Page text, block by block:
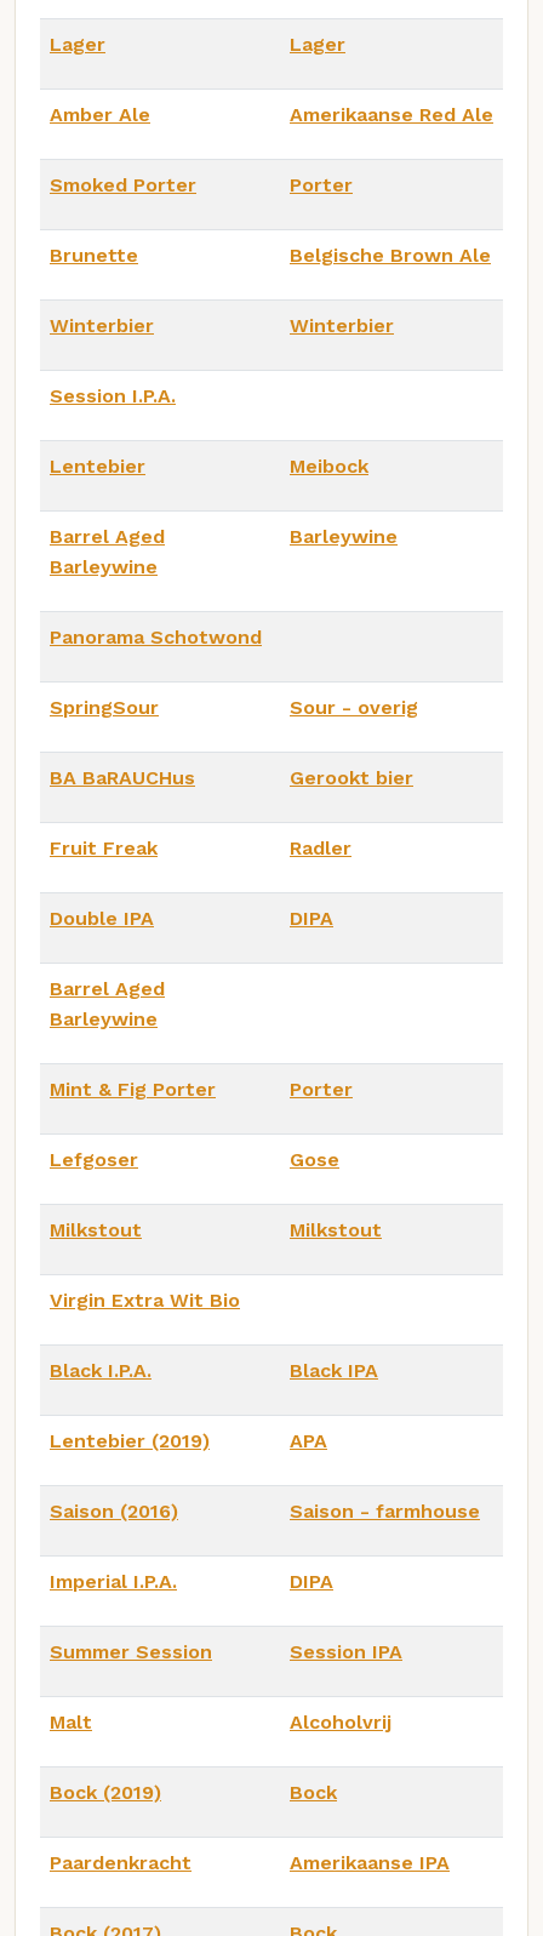
Lager Lager
Amber Ale Amerikaanse Red Ale
Smoked Porter Porter
Brunette Belgische Brown Ale
Winterbier Winterbier
Session I.P.A.
Lentebier Meibock
Barrel Aged
Barleywine
Barleywine
Panorama Schotwond
SpringSour Sour - overig
BA BaRAUCHus Gerookt bier
Fruit Freak Radler
Double IPA DIPA
Barrel Aged
Barleywine
Mint & Fig Porter Porter
Lefgoser Gose
Milkstout Milkstout
Virgin Extra Wit Bio
Black I.P.A. Black IPA
Lentebier (2019) APA
Saison (2016) Saison - farmhouse
Imperial I.P.A. DIPA
Summer Session Session IPA
Malt Alcoholvrij
Bock (2019) Bock
Paardenkracht Amerikaanse IPA